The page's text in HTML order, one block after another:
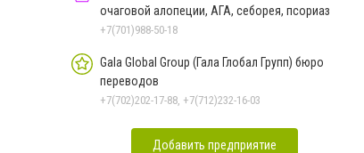
очаговой алопеции, АГА, себорея, псориаз
+7(701)988-50-18
Gala Global Group (Гала Глобал Групп) бюро
переводов
+7(702)202-17-88, +7(712)232-16-03
Добавить предприятие